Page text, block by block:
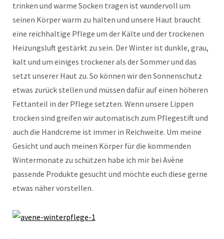
trinken und warme Socken tragen ist wundervoll um
seinen Körper warm zu halten und unsere Haut braucht
eine reichhaltige Pflege um der Kälte und der trockenen
Heizungsluft gestärkt zu sein. Der Winter ist dunkle, grau,
kalt und um einiges trockener als der Sommer und das
setzt unserer Haut zu. So können wir den Sonnenschutz
etwas zurück stellen und müssen dafür auf einen höheren
Fettanteil in der Pflege setzten. Wenn unsere Lippen
trocken sind greifen wir automatisch zum Pflegestift und
auch die Handcreme ist immer in Reichweite. Um meine
Gesicht und auch meinen Körper für die kommenden
Wintermonate zu schützen habe ich mir bei Avène
passende Produkte gesucht und möchte euch diese gerne
etwas näher vorstellen.